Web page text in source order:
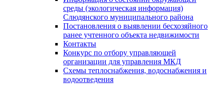
среды (экологическая информация)
Слюдянского муниципального района
Постановления о выявлении бесхозяйного
ранее учтенного объекта недвижимости
Контакты
Конкурс по отбору управляющей
организации для управления МКД
Схемы теплоснабжения, водоснабжения и
водоотведения